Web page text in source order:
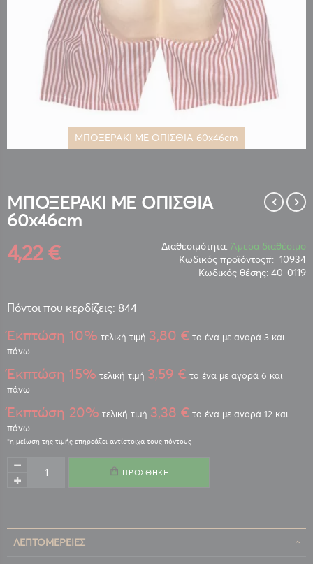
ΜΠΟΞΕΡΑΚΙ ΜΕ ΟΠΙΣΘΙΑ 60x46cm
της
συλλογής
εικόνων
ΜΠΟΞΕΡΑΚΙ ΜΕ ΟΠΙΣΘΙΑ
60x46cm
4,22 € Διαθεσιμότητα: Άμεσα διαθέσιμο
Κωδικός προϊόντος
10934
Κωδικός θέσης: 40-0119
Πόντοι που κερδίζεις: 844
Έκπτώση 10% τελική τιμή 3,80 € το ένα με αγορά 3 και
πάνω
Έκπτώση 15% τελική τιμή 3,59 € το ένα με αγορά 6 και
πάνω
Έκπτώση 20% τελική τιμή 3,38 € το ένα με αγορά 12 και
πάνω
ΠΡΟΣΘΉΚΗ
ΛΕΠΤΟΜΈΡΕΙΕΣ